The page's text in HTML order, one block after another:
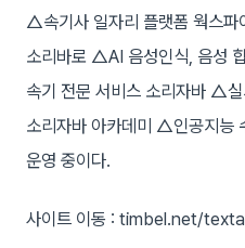
△속기사 일자리 플랫폼 웍스
소리바로 △AI 음성인식, 음성
속기 전문 서비스 소리자바 △
소리자바 아카데미 △인공지능
운영 중이다.
사이트 이동 : timbel.net/